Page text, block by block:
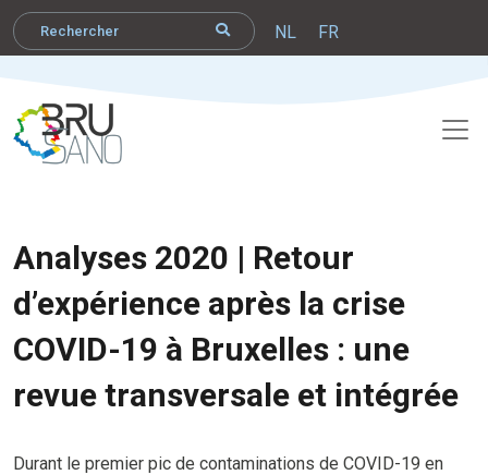
NL FR
Analyses 2020 | Retour
d’expérience après la crise
COVID-19 à Bruxelles : une
revue transversale et intégrée
Durant le premier pic de contaminations de COVID-19 en